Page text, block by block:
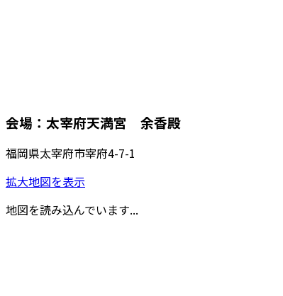
会場：太宰府天満宮 余香殿
福岡県太宰府市宰府4-7-1
拡大地図を表示
地図を読み込んでいます...